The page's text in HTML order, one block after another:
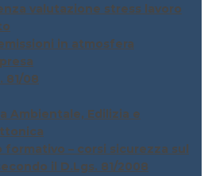
valutazione stress lavoro
in atmosfera
81/08
Ambientale, Edilizia e
formativo – corsi sicurezza sul
il D.Lgs. 81/2008